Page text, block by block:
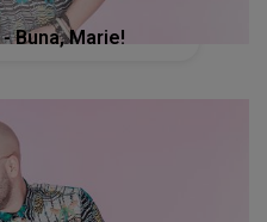
Buna, Marie!